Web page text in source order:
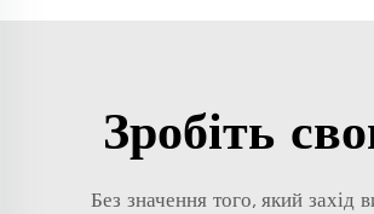
Зробіть
Без значення того, який захід